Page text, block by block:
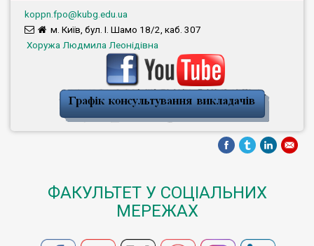
koppn.fpo@kubg.edu.ua
м. Київ, бул. І. Шамо 18/2, каб. 307
Хоружа Людмила Леонідівна
ФАКУЛЬТЕТ У СОЦІАЛЬНИХ
МЕРЕЖАХ